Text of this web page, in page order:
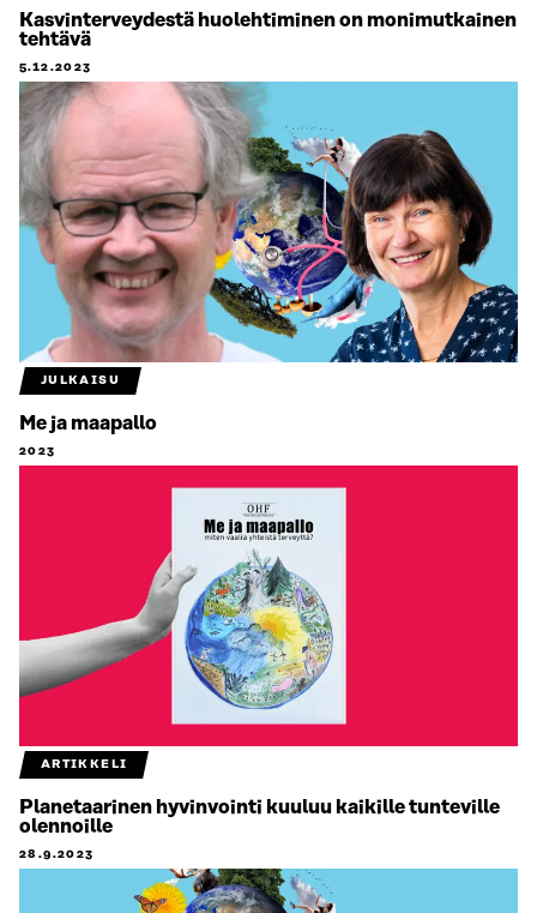
Kasvinterveydestä huolehtiminen on monimutkainen
tehtävä
5.12.2023
JULKAISU
Me ja maapallo
2023
ARTIKKELI
Planetaarinen hyvinvointi kuuluu kaikille tunteville
olennoille
28.9.2023